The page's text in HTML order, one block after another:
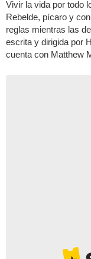
Vivir la vida por todo
Rebelde, pícaro y
reglas mientras las
escrita y dirigida por
cuenta con Matthew